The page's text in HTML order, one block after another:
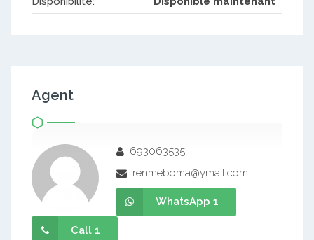
Agent
693063535
renmeboma@ymail.com
WhatsApp 1
Call 1